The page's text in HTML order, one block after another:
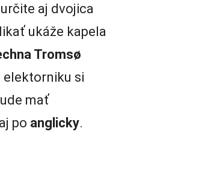
aj dvojica
ukáže kapela
Tromsø
si
mať
aj po anglicky.